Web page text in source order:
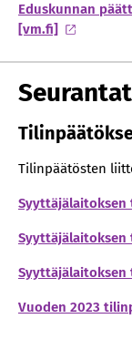
Eduskunnan
[vm.fi]
Tilinpäätösten
Syyttäjälaitoksen
Syyttäjälaitoksen
Syyttäjälaitoksen
Vuoden 2023